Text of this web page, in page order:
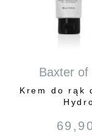
Baxter of
Krem do rąk